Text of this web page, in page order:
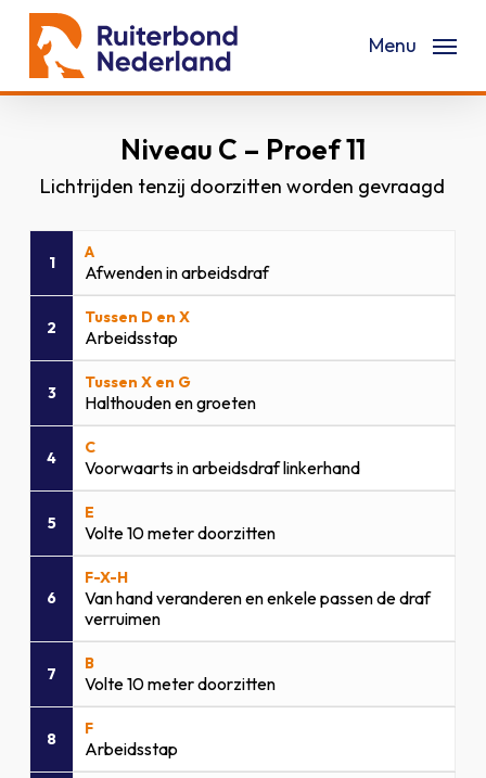
Skip
main
Menu
Niveau C – Proef 11
Lichtrijden tenzij doorzitten worden gevraagd
1
A
Afwenden in arbeidsdraf
2
Tussen D en X
Arbeidsstap
3
Tussen X en G
Halthouden en groeten
4
C
Voorwaarts in arbeidsdraf linkerhand
5
E
Volte 10 meter doorzitten
6
F-X-H
Van hand veranderen en enkele passen de draf
verruimen
7
B
Volte 10 meter doorzitten
8
F
Arbeidsstap